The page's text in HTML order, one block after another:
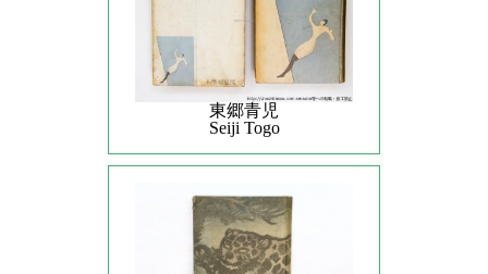
東郷青児
Seiji Togo